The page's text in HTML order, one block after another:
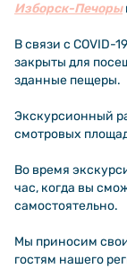
Изборск-Печоры
В связи с COVID-
закрыты для
зданные пещеры.
Экскурсионный
смотровых
Во время
час, когда вы
самостоятельно.
Мы приносим
гостям нашего